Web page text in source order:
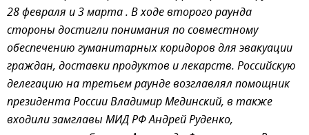
28 февраля и 3 марта . В ходе второго раунда
стороны достигли понимания по совместному
обеспечению гуманитарных коридоров для эвакуации
граждан, доставки продуктов и лекарств. Российскую
делегацию на третьем раунде возглавлял помощник
президента России Владимир Мединский, в также
входили замглавы МИД РФ Андрей Руденко,